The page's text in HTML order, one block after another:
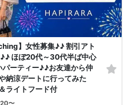
】女性募集♪♪ 割引アト
ほぼ20代～30代半ば中心
ーティー♪♪お友達から仲
納涼デートに行ってみた
ライトフード付
〜